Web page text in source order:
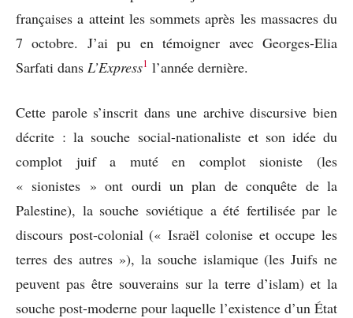
françaises a atteint les sommets après les massacres du
7 octobre. J’ai pu en témoigner avec Georges-Elia
Sarfati dans L’Express1 l’année dernière.
Cette parole s’inscrit dans une archive discursive bien
décrite : la souche social-nationaliste et son idée du
complot juif a muté en complot sioniste (les
« sionistes » ont ourdi un plan de conquête de la
Palestine), la souche soviétique a été fertilisée par le
discours post-colonial (« Israël colonise et occupe les
terres des autres »), la souche islamique (les Juifs ne
peuvent pas être souverains sur la terre d’islam) et la
souche post-moderne pour laquelle l’existence d’un État